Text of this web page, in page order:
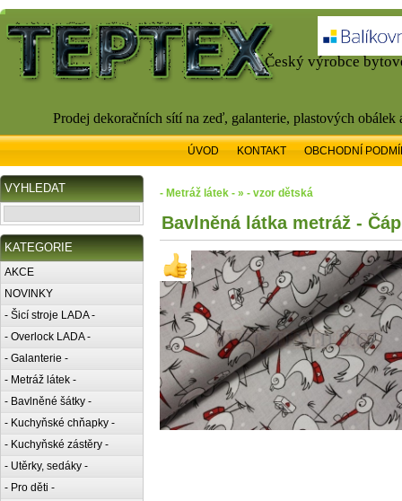
Český výrobce
Prodej dekoračních sítí na zeď, galanterie, plastových
ÚVOD KONTAKT OBCHODNÍ
VYHLEDAT
KATEGORIE
AKCE
NOVINKY
- Šicí stroje LADA -
- Overlock LADA -
- Galanterie -
- Metráž látek -
- Bavlněné šátky -
- Kuchyňské chňapky -
- Kuchyňské zástěry -
- Utěrky, sedáky -
- Pro děti -
- Metráž látek - » - vzor dětská
Bavlněná látka metráž -